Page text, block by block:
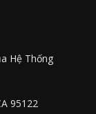
Hệ Thống
95122